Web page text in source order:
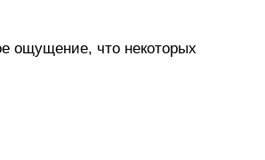
ощущение, что некоторых